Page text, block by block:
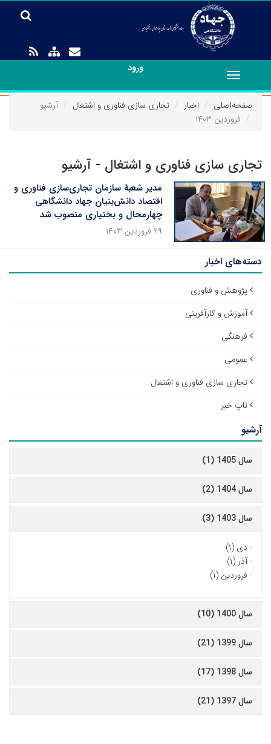
ورود
Toggle
navigation
صفحه‌اصلی
اخبار تجاری سازی فناوری و اشتغال
آرشیو
فروردین ۱۴۰۳
تجاری سازی فناوری و اشتغال - آرشیو
مدیر شعبۀ سازمان تجاری‌سازی فناوری و
اقتصاد دانش‌بنیان جهاد دانشگاهی
چهارمحال و بختیاری منصوب شد
۲۹ فروردین ۱۴۰۳
دسته‌های اخبار
پژوهش و فناوری
آموزش و کارآفرینی
فرهنگی
عمومی
تجاری سازی فناوری و اشتغال
تاپ خبر
آرشیو
سال 1405 (1)
سال 1404 (2)
سال 1403 (3)
- دی (۱)
-آذر (۱)
- فروردین (۱)
سال 1400 (10)
سال 1399 (21)
سال 1398 (17)
سال 1397 (21)